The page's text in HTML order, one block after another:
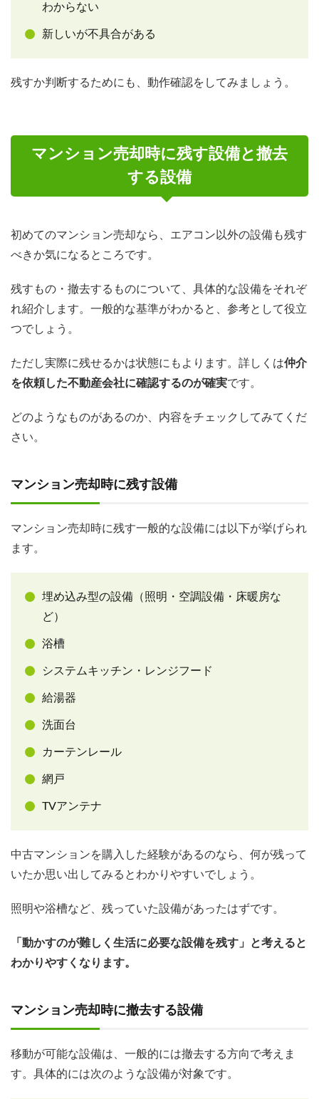
わからない
新しいが不具合がある
残すか判断するためにも、動作確認をしてみましょう。
マンション売却時に残す設備と撤去
する設備
初めてのマンション売却なら、エアコン以外の設備も残す
べきか気になるところです。
残すもの・撤去するものについて、具体的な設備をそれぞ
れ紹介します。一般的な基準がわかると、参考として役立
つでしょう。
ただし実際に残せるかは状態にもよります。詳しくは仲介
を依頼した不動産会社に確認するのが確実です。
どのようなものがあるのか、内容をチェックしてみてくだ
さい。
マンション売却時に残す設備
マンション売却時に残す一般的な設備には以下が挙げられ
ます。
埋め込み型の設備（照明・空調設備・床暖房な
ど）
浴槽
システムキッチン・レンジフード
給湯器
洗面台
カーテンレール
網戸
TVアンテナ
中古マンションを購入した経験があるのなら、何が残って
いたか思い出してみるとわかりやすいでしょう。
照明や浴槽など、残っていた設備があったはずです。
「動かすのが難しく生活に必要な設備を残す」と考えると
わかりやすくなります。
マンション売却時に撤去する設備
移動が可能な設備は、一般的には撤去する方向で考えま
す。具体的には次のような設備が対象です。